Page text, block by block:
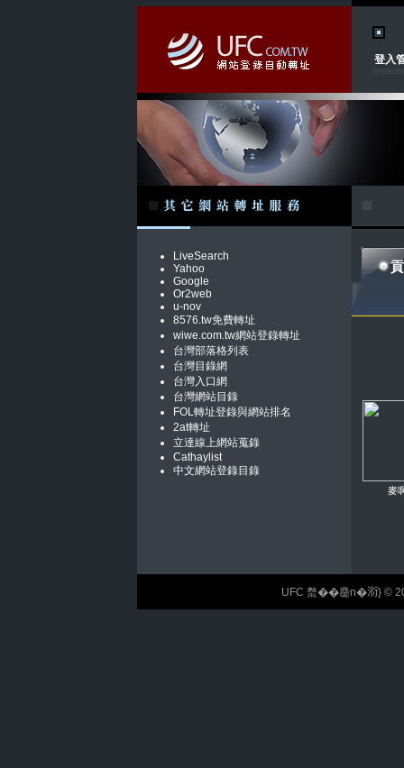
登入
LiveSearch
Yahoo
Google
Or2web
u-nov
8576.tw免費轉址
wiwe.com.tw網站登錄轉址
台灣部落格列表
台灣目錄網
台灣入口網
台灣網站目錄
FOL轉址登錄與網站排名
2at轉址
立達線上網站蒐錄
Cathaylist
中文網站登錄目錄
麥
UFC 蝥��麢n�𣶹} ©